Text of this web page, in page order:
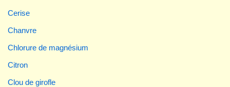
Cerise
Chanvre
Chlorure de magnésium
Citron
Clou de girofle